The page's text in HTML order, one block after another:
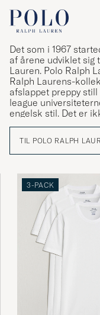
leverans!!!
SYLVIA H
Superrask
KATRINE C
Delighted with
in France.
with same
Thanks.
MAUREEN S
Det som i 1967
af årene udviklet sig
Lauren. Polo Ralph
Ralph Laurens-
afslappet preppy
league
engelsk stil. Det er
Ralph Lauren har
TIL POLO RALPH
3-PACK